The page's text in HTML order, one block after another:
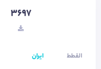
3697
القطط ایران